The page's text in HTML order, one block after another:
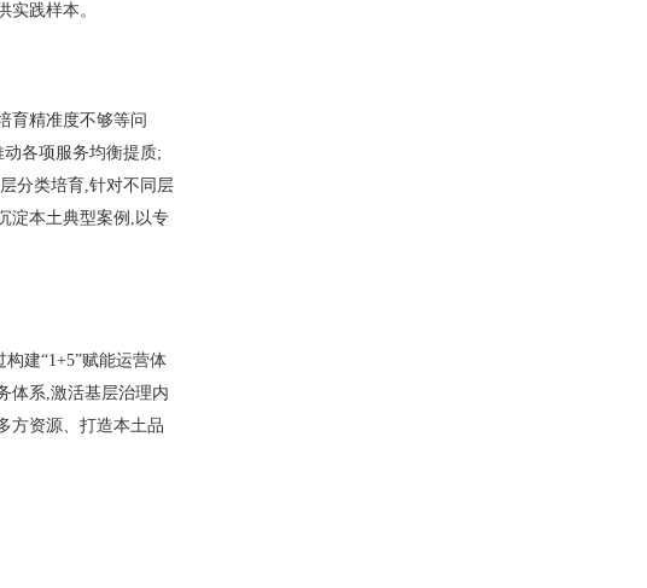
践样本。
育精准度不够等问
各项服务均衡提质;
分类培育,针对不同层
淀本土典型案例,以专
建“1+5”赋能运营体
体系,激活基层治理内
方资源、打造本土品